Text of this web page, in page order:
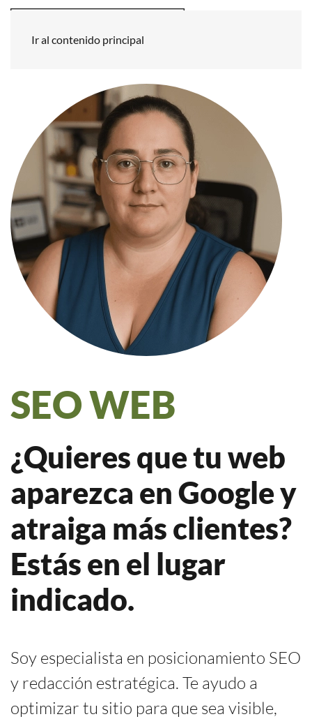
Ir al contenido principal
SEO WEB
¿Quieres que tu web
aparezca en Google y
atraiga más clientes?
Estás en el lugar
indicado.
Soy especialista en posicionamiento SEO
y redacción estratégica. Te ayudo a
optimizar tu sitio para que sea visible,